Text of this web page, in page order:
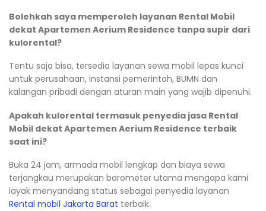
Bolehkah saya memperoleh layanan Rental Mobil
dekat Apartemen Aerium Residence tanpa supir dari
kulorental?
Tentu saja bisa, tersedia layanan sewa mobil lepas kunci
untuk perusahaan, instansi pemerintah, BUMN dan
kalangan pribadi dengan aturan main yang wajib dipenuhi.
Apakah kulorental termasuk penyedia jasa Rental
Mobil dekat Apartemen Aerium Residence terbaik
saat ini?
Buka 24 jam, armada mobil lengkap dan biaya sewa
terjangkau merupakan barometer utama mengapa kami
layak menyandang status sebagai penyedia layanan
Rental mobil Jakarta Barat terbaik.